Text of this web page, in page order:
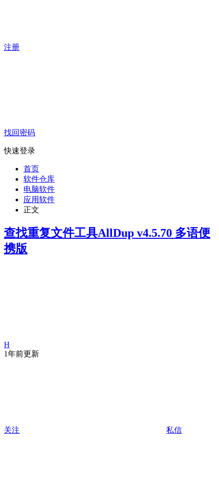
注册
找回密码
快速登录
首页
软件仓库
电脑软件
应用软件
正文
查找重复文件工具AllDup v4.5.70 多语便
携版
H
1年前更新
关注 私信